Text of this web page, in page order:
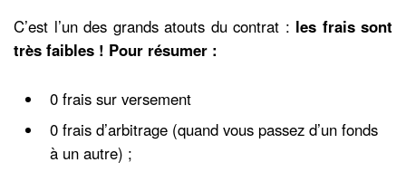
C’est l’un des grands atouts du contrat : les frais sont
très faibles ! Pour résumer :
0 frais sur versement
0 frais d’arbitrage (quand vous passez d’un fonds
à un autre) ;